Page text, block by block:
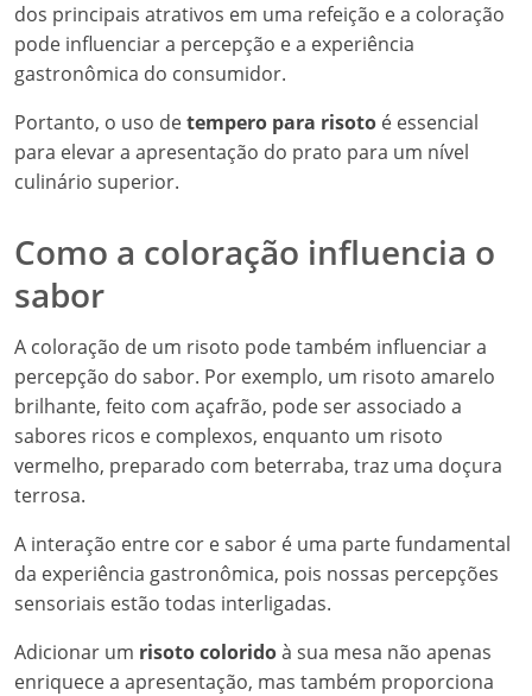
dos principais atrativos em uma refeição e a coloração
pode influenciar a percepção e a experiência
gastronômica do consumidor.
Portanto, o uso detempero para risoto é essencial
para elevar a apresentação do prato para um nível
culinário superior.
Como a coloração influencia o
sabor
A coloração de um risoto pode também influenciar a
percepção do sabor. Por exemplo, um risoto amarelo
brilhante, feito com açafrão, pode ser associado a
sabores ricos e complexos, enquanto um risoto
vermelho, preparado com beterraba, traz uma doçura
terrosa.
A interação entre cor e sabor é uma parte fundamental
da experiência gastronômica, pois nossas percepções
sensoriais estão todas interligadas.
Adicionar um risoto coloridoà sua mesa não apenas
enriquece a apresentação, mas também proporciona